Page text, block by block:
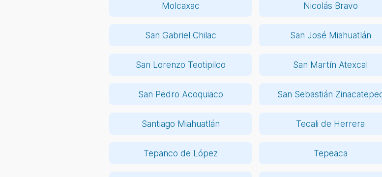
Molcaxac Nicolás Bravo
San Gabriel Chilac San José Miahuatlán
San Lorenzo Teotipilco San Martín Atexcal
San Pedro Acoquiaco San Sebastián
Santiago Miahuatlán Tecali de Herrera
Tepanco de López Tepeaca